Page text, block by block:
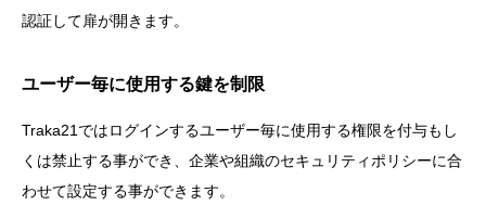
認証して扉が開きます。
ユーザー毎に使用する鍵を制限
Traka21ではログインするユーザー毎に使用する権限を付与もし
くは禁止する事ができ、企業や組織のセキュリティポリシーに合
わせて設定する事ができます。